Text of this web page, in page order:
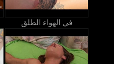
في الهواء الطلق